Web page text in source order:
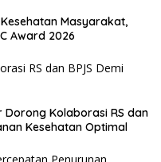
Masyarakat,
Award 2026
Dorong Kolaborasi RS dan
Kesehatan Optimal